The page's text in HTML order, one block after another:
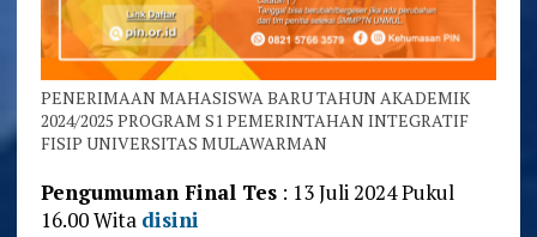
PENERIMAAN MAHASISWA BARU TAHUN AKADEMIK
2024/2025 PROGRAM S1 PEMERINTAHAN INTEGRATIF
FISIP UNIVERSITAS MULAWARMAN
Pengumuman Final Tes: 13 Juli 2024 Pukul
16.00 Wita disini